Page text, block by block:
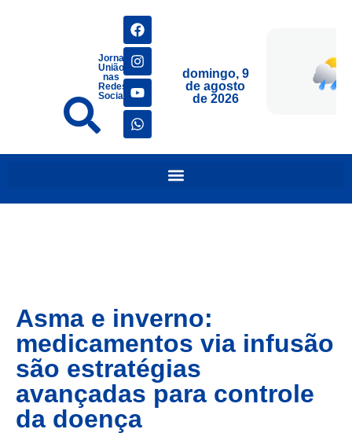
Jornais
União
nas
Redes
Sociais
domingo, 9
de agosto
de 2026
Asma e inverno:
medicamentos via infusão
são estratégias
avançadas para controle
da doença